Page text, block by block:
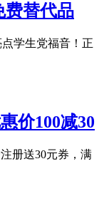
费替代品
学生党福音！正
价100减30
册送30元券，满